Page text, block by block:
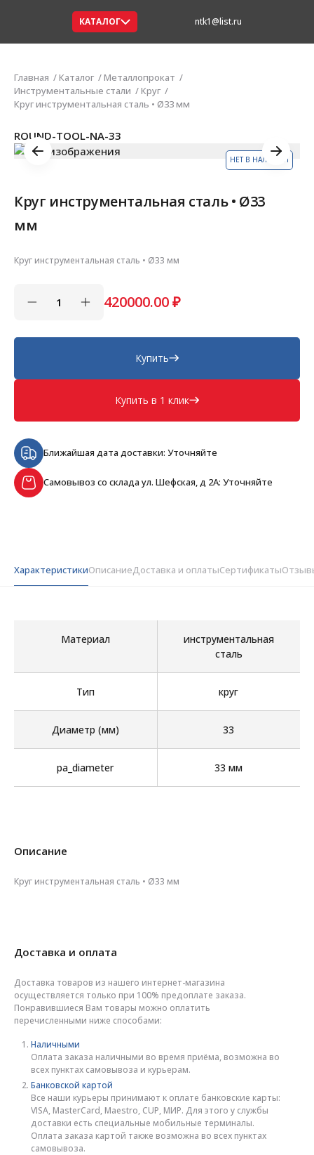
КАТАЛОГ ntk1@list.ru
Главная Каталог
Металлопрокат
Инструментальные стали
Круг
Круг инструментальная сталь • Ø33 мм
НЕТ В НАЛИЧИИ
ROUND-TOOL-NA-33
Круг инструментальная сталь • Ø33
мм
Круг инструментальная сталь • Ø33 мм
420000.00₽
Купить
Купить в 1 клик
Ближайшая дата доставки: Уточняйте
Самовывоз со склада ул. Шефская, д 2А: Уточняйте
ХарактеристикиОписаниеДоставка и оплатыСертификаты
Материал
инструментальная
сталь
Тип круг
Диаметр (мм) 33
pa_diameter 33 мм
Описание
Круг инструментальная сталь • Ø33 мм
Доставка и оплата
Доставка товаров из нашего интернет-магазина
осуществляется только при 100% предоплате заказа.
Понравившиеся Вам товары можно оплатить
перечисленными ниже способами:
Наличными
Оплата заказа наличными во время приёма, возможна во
всех пунктах самовывоза и курьерам.
Банковской картой
Все наши курьеры принимают к оплате банковские карты:
VISA, MasterCard, Maestro, CUP, МИР. Для этого у службы
доставки есть специальные мобильные терминалы.
Оплата заказа картой также возможна во всех пунктах
самовывоза.